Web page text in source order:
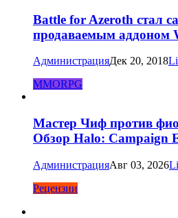
Battle for Azeroth стал
продаваемым аддоном
АдминистрацияДек 20, 2018
MMORPG
Мастер Чиф против
Обзор Halo: Campaign
АдминистрацияАвг 03, 2026
Рецензии